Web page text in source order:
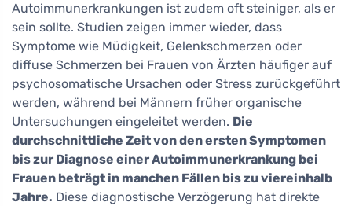
Autoimmunerkrankungen ist zudem oft steiniger, als er
sein sollte. Studien zeigen immer wieder, dass
Symptome wie Müdigkeit, Gelenkschmerzen oder
diffuse Schmerzen bei Frauen von Ärzten häufiger auf
psychosomatische Ursachen oder Stress zurückgeführt
werden, während bei Männern früher organische
Untersuchungen eingeleitet werden. Die
durchschnittliche Zeit von den ersten Symptomen
bis zur Diagnose einer Autoimmunerkrankung bei
Frauen beträgt in manchen Fällen bis zu viereinhalb
Jahre. Diese diagnostische Verzögerung hat direkte